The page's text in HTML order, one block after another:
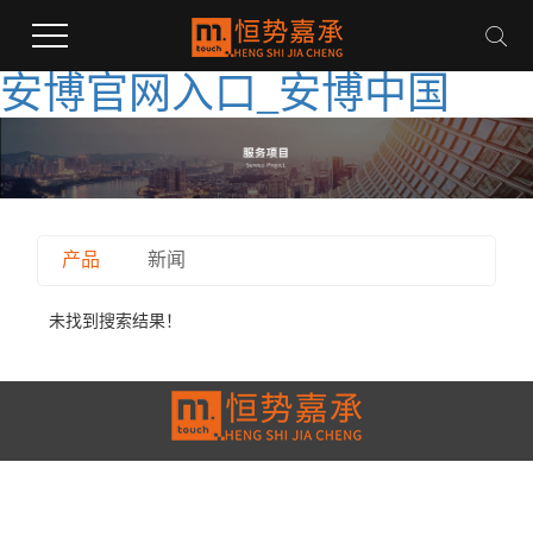
安博官网入口_安博中国
产品 新闻
未找到搜索结果！